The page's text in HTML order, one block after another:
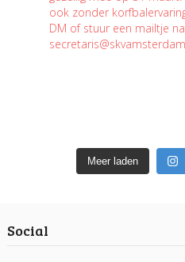
Meer laden
Social